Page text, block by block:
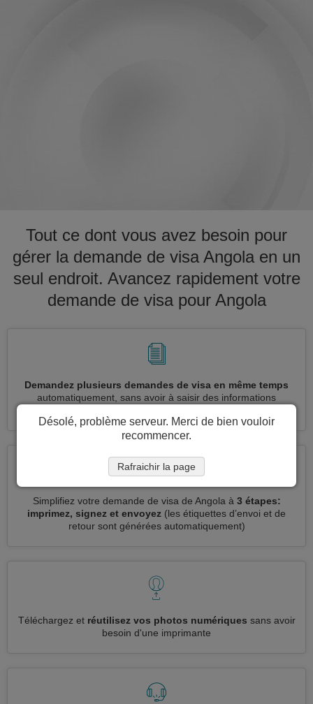
Tout ce dont vous avez besoin pour
gérer la demande de visa Angola en un
seul endroit. Avancez rapidement votre
demande de visa pour Angola
Demandez plusieurs demandes de visa en même temps
automatiquement, sans avoir à saisir des informations
Simplifiez votre demande de visa de Angola à 3 étapes:
imprimez, signez et envoyez (les étiquettes d’envoi et de
retour sont générées automatiquement)
Téléchargez et réutilisez vos photos numériques sans avoir
besoin d'une imprimante
Désolé, problème serveur. Merci de bien vouloir
recommencer.
Rafraichir la page